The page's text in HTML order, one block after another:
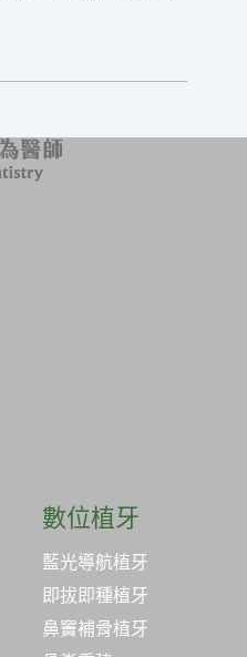
數位植牙
藍光導航植牙
即拔即種植牙
鼻竇補骨植牙